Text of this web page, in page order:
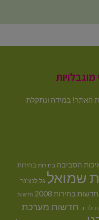
האתר! במידה ונתקלת
הסביבה בחירות בחירות
שמואל גל לנצ'נר
חדשות בחירות 2008 חדשות
ילדים חדשות מערכת